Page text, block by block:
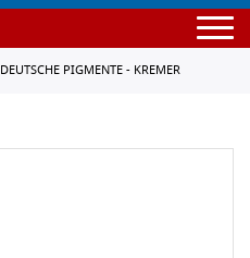
DEUTSCHE PIGMENTE - KREMER